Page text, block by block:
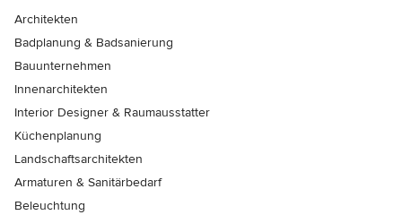
Architekten
Badplanung & Badsanierung
Bauunternehmen
Innenarchitekten
Interior Designer & Raumausstatter
Küchenplanung
Landschaftsarchitekten
Armaturen & Sanitärbedarf
Beleuchtung